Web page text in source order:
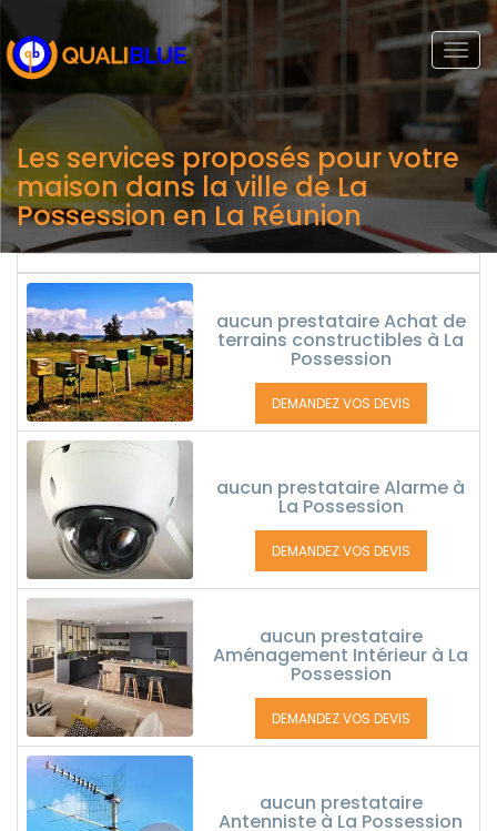
Les services proposés pour votre
maison dans la ville de La
Possession en La Réunion
aucun prestataire Achat de
terrains constructibles à La
Possession
DEMANDEZ VOS DEVIS
aucun prestataire Alarme à
La Possession
DEMANDEZ VOS DEVIS
aucun prestataire
Aménagement Intérieur à La
Possession
DEMANDEZ VOS DEVIS
aucun prestataire
Antenniste à La Possession